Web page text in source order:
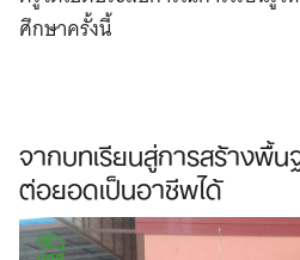
ศึกษาครั้งนี้
จากบทเรียนสู่การสร้างพื้
ต่อยอดเป็นอาชีพได้